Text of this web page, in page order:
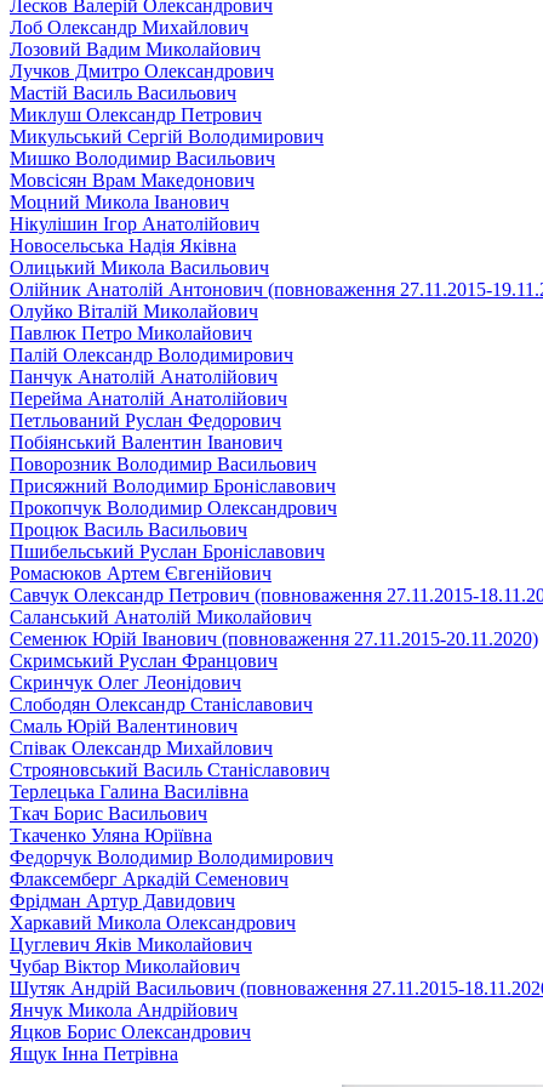
Лесков Валерій Олександрович
Лоб Олександр Михайлович
Лозовий Вадим Миколайович
Лучков Дмитро Олександрович
Мастій Василь Васильович
Миклуш Олександр Петрович
Микульський Сергій Володимирович
Мишко Володимир Васильович
Мовсісян Врам Македонович
Моцний Микола Іванович
Нікулішин Ігор Анатолійович
Новосельська Надія Яківна
Олицький Микола Васильович
Олійник Анатолій Антонович (повноваження 27.11.2015-
Олуйко Віталій Миколайович
Павлюк Петро Миколайович
Палій Олександр Володимирович
Панчук Анатолій Анатолійович
Перейма Анатолій Анатолійович
Петльований Руслан Федорович
Побіянський Валентин Іванович
Поворозник Володимир Васильович
Присяжний Володимир Броніславович
Прокопчук Володимир Олександрович
Процюк Василь Васильович
Пшибельський Руслан Броніславович
Ромасюков Артем Євгенійович
Савчук Олександр Петрович (повноваження 27.11.2015-
Саланський Анатолій Миколайович
Семенюк Юрій Іванович (повноваження 27.11.2015-20.11.2020)
Скримський Руслан Францович
Скринчук Олег Леонідович
Слободян Олександр Станіславович
Смаль Юрій Валентинович
Співак Олександр Михайлович
Строяновський Василь Станіславович
Терлецька Галина Василівна
Ткач Борис Васильович
Ткаченко Уляна Юріївна
Федорчук Володимир Володимирович
Флаксемберг Аркадій Семенович
Фрідман Артур Давидович
Харкавий Микола Олександрович
Цуглевич Яків Миколайович
Чубар Віктор Миколайович
Шутяк Андрій Васильович (повноваження 27.11.2015-
Янчук Микола Андрійович
Яцков Борис Олександрович
Ящук Інна Петрівна